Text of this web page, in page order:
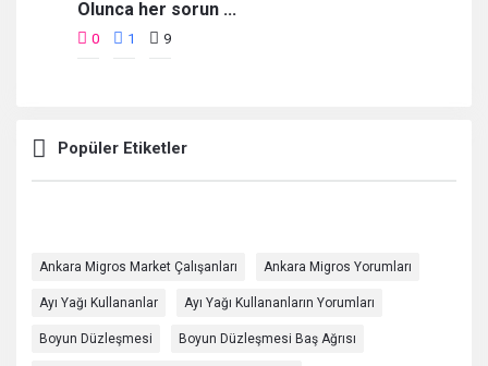
Olunca her sorun ...
0 1 9
Popüler Etiketler
Ankara Migros Market Çalışanları Ankara Migros Yorumları
Ayı Yağı Kullananlar Ayı Yağı Kullananların Yorumları
Boyun Düzleşmesi Boyun Düzleşmesi Baş Ağrısı